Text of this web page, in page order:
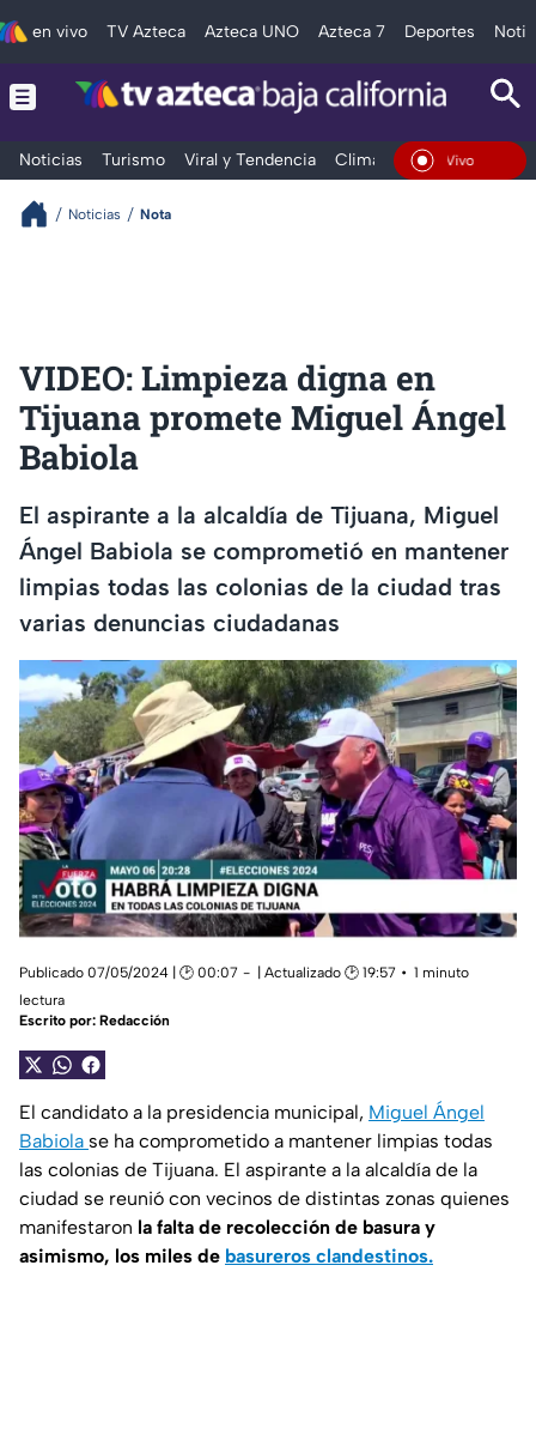
en vivo TV Azteca Azteca UNO Azteca 7 Deportes
Noticias Turismo Viral y Tendencia Clima Deportes
En Vivo
Noticias Nota
VIDEO: Limpieza digna en
Tijuana promete Miguel Ángel
Babiola
El aspirante a la alcaldía de Tijuana, Miguel
Ángel Babiola se comprometió en mantener
limpias todas las colonias de la ciudad tras
varias denuncias ciudadanas
Publicado 07/05/2024 | 🕑 00:07 | Actualizado 🕑 19:57
1 minuto
lectura
Escrito por: Redacción
El candidato a la presidencia municipal, Miguel Ángel
Babiola se ha comprometido a mantener limpias todas
las colonias de Tijuana. El aspirante a la alcaldía de la
ciudad se reunió con vecinos de distintas zonas quienes
manifestaron la falta de recolección de basura y
asimismo, los miles de basureros clandestinos.